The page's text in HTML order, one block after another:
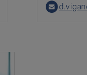
Email